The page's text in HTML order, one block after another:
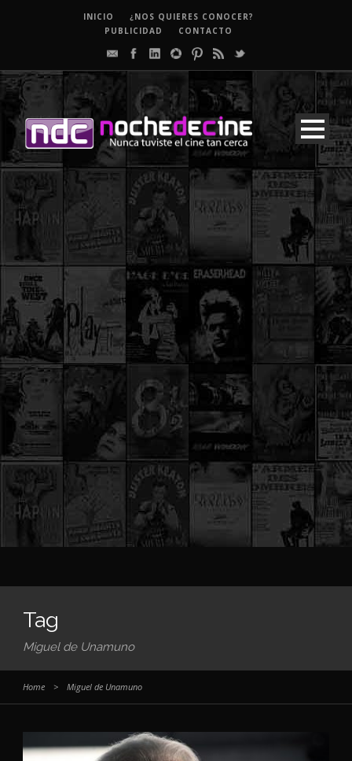
INICIO
¿NOS QUIERES CONOCER?
PUBLICIDAD
CONTACTO
Tag
Miguel de Unamuno
Home > Miguel de Unamuno